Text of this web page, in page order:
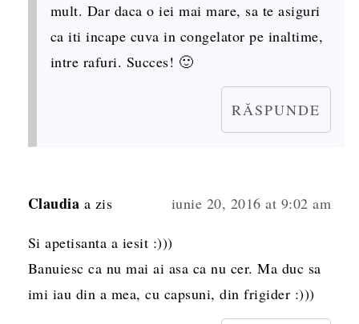
mult. Dar daca o iei mai mare, sa te asiguri
ca iti incape cuva in congelator pe inaltime,
intre rafuri. Succes! 🙂
RĂSPUNDE
Claudia a zis iunie 20, 2016 at 9:02 am
Si apetisanta a iesit :)))
Banuiesc ca nu mai ai asa ca nu cer. Ma duc sa
imi iau din a mea, cu capsuni, din frigider :)))